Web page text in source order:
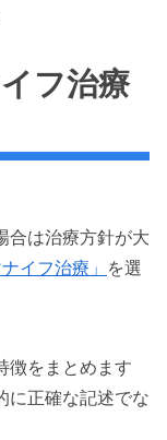
フ治療
合は治療方針が大
イフ治療」
を選
徴をまとめます
に正確な記述でな